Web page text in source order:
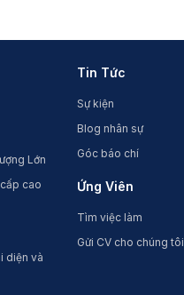
Lớn
cao
diện và
Tin Tức
Sự kiện
Blog nhân sự
Góc báo chí
Ứng Viên
Tìm việc làm
Gửi CV cho chúng tôi